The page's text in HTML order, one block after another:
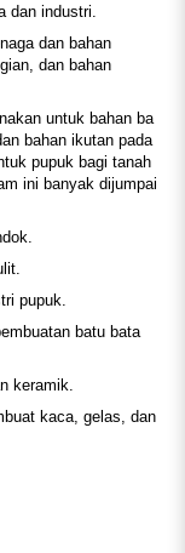
dan industri.
dan bahan
dan bahan
untuk bahan ba
bahan ikutan pada
pupuk bagi tanah
ini banyak dijumpai
pupuk.
batu bata
keramik.
kaca, gelas, dan